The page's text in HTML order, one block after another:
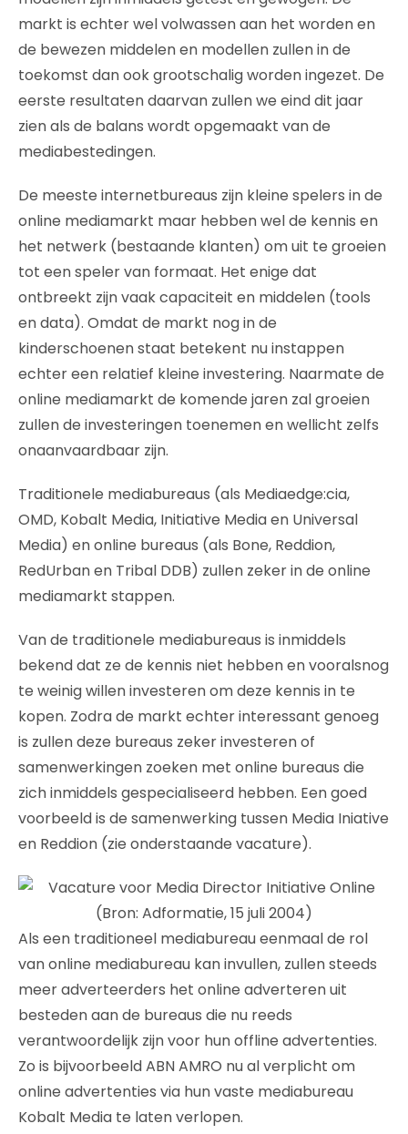
markt is echter wel volwassen aan het worden en
de bewezen middelen en modellen zullen in de
toekomst dan ook grootschalig worden ingezet. De
eerste resultaten daarvan zullen we eind dit jaar
zien als de balans wordt opgemaakt van de
mediabestedingen.
De meeste internetbureaus zijn kleine spelers in de
online mediamarkt maar hebben wel de kennis en
het netwerk (bestaande klanten) om uit te groeien
tot een speler van formaat. Het enige dat
ontbreekt zijn vaak capaciteit en middelen (tools
en data). Omdat de markt nog in de
kinderschoenen staat betekent nu instappen
echter een relatief kleine investering. Naarmate de
online mediamarkt de komende jaren zal groeien
zullen de investeringen toenemen en wellicht zelfs
onaanvaardbaar zijn.
Traditionele mediabureaus (als Mediaedge:cia,
OMD, Kobalt Media, Initiative Media en Universal
Media) en online bureaus (als Bone, Reddion,
RedUrban en Tribal DDB) zullen zeker in de online
mediamarkt stappen.
Van de traditionele mediabureaus is inmiddels
bekend dat ze de kennis niet hebben en vooralsnog
te weinig willen investeren om deze kennis in te
kopen. Zodra de markt echter interessant genoeg
is zullen deze bureaus zeker investeren of
samenwerkingen zoeken met online bureaus die
zich inmiddels gespecialiseerd hebben. Een goed
voorbeeld is de samenwerking tussen Media Iniative
en Reddion (zie onderstaande vacature).
Als een traditioneel mediabureau eenmaal de rol
van online mediabureau kan invullen, zullen steeds
meer adverteerders het online adverteren uit
besteden aan de bureaus die nu reeds
verantwoordelijk zijn voor hun offline advertenties.
Zo is bijvoorbeeld ABN AMRO nu al verplicht om
online advertenties via hun vaste mediabureau
Kobalt Media te laten verlopen.